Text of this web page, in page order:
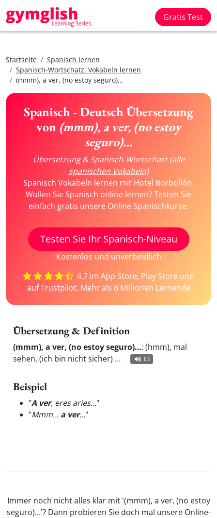
Gratis Test
Startseite
Spanisch lernen
Spanisch-Wortschatz: Vokabeln lernen
(mmm), a ver, (no estoy seguro)…
Spanisch - Deutsch Übersetzung
von (mmm), a ver, (no estoy
seguro)…
Übersetzung & Spanisch-Wortschatz(alle
spanischen Vokabeln)
Spanisch Vokabeln lernen mit Hotel Borbollón.
Wollen SieSpanisch online lernen? Testen Sie
einfach gratis unsere Online Spanischkurse.
Testen Sie Ihr Spanisch-Niveau
Kostenlos und unverbindlich
4,7 im App Store, Play Store und
auf Trustpilot. Mehr als 8 Millionen Lernende
Übersetzung & Definition
(mmm), a ver, (no estoy seguro)…: (hmm), mal
sehen, (ich bin nicht sicher) …
ES
Beispiel
"A ver, eres aries…"
"Mmm… a ver…"
Immer noch nicht alles klar mit '(mmm), a ver, (no estoy
seguro)…'? Dann probieren Sie doch mal unsere Online-